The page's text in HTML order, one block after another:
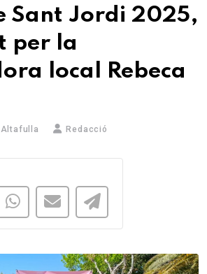
Sant Jordi 2025,
per la
local Rebeca
Altafulla Redacció